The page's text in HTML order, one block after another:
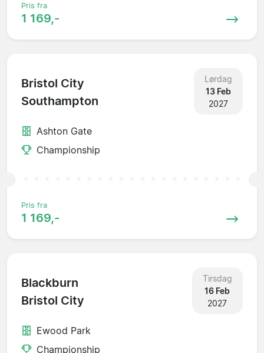
Pris fra
1 169,-
Bristol City
Southampton
Lørdag
13 Feb
2027
Ashton Gate
Championship
Pris fra
1 169,-
Blackburn
Bristol City
Tirsdag
16 Feb
2027
Ewood Park
Championship